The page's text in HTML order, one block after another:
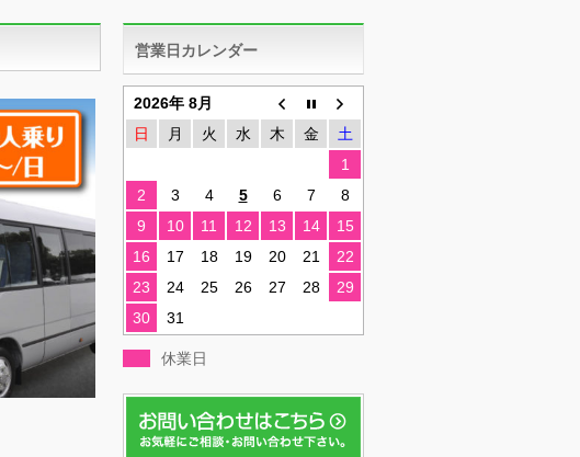
営業日カレンダー
2026年 8月
日
月 火 水 木 金
土
1
2
3 4 5 6 7
8
9
10 11 12 13 14
15
16
17 18 19 20 21
22
23
24 25 26 27 28
29
30
31
休業日